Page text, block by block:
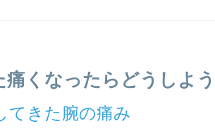
くなったらどうしよ
てきた腕の痛み